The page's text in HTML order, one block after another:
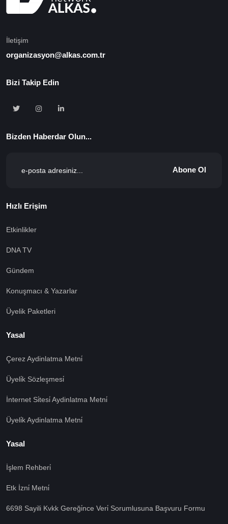
İletişim
organizasyon@alkas.com.tr
Bizi Takip Edin
Bizden Haberdar Olun...
Abone Ol
Hızlı Erişim
Etkinlikler
DNA TV
Gündem
Konuşmacı & Yazarlar
Üyelik Paketleri
Yasal
Çerez Aydinlatma Metni̇
Üyeli̇k Sözleşmesi̇
İnternet Si̇tesi̇ Aydinlatma Metni̇
Üyeli̇k Aydinlatma Metni̇
Yasal
İşlem Rehberi̇
Etk İzni̇ Metni̇
6698 Sayili Kvkk Gereği̇nce Veri̇ Sorumlusuna Başvuru Formu